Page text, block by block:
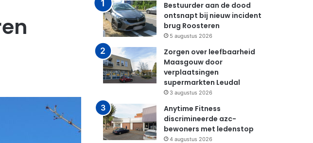
Bestuurder aan de dood
ontsnapt bij nieuw incident
brug Roosteren
5 augustus 2026
Zorgen over leefbaarheid
Maasgouw door
verplaatsingen
supermarkten Leudal
3 augustus 2026
Anytime Fitness
discrimineerde azc-
bewoners met ledenstop
4 augustus 2026